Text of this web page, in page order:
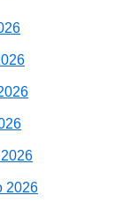
2026